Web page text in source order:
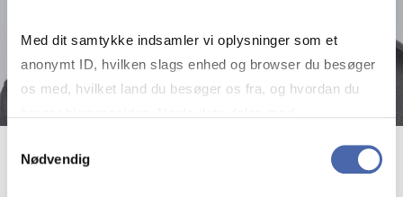
Med dit samtykke indsamler vi oplysninger som et
anonymt ID, hvilken slags enhed og browser du besøger
os med, hvilket land du besøger os fra, og hvordan du
markedsføring. Du bestemmer selv - og kan altid trække
Nødvendig
Morten Knudsen